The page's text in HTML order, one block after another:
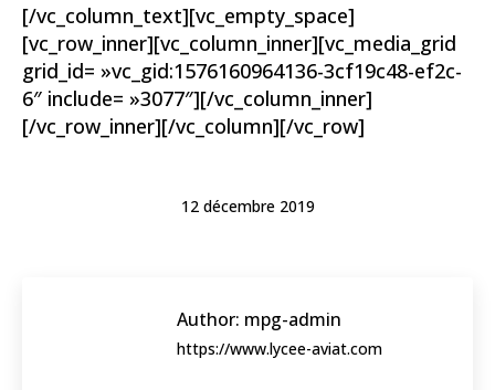
[/vc_column_text][vc_empty_space]
[vc_row_inner][vc_column_inner][vc_media_grid
grid_id= »vc_gid:1576160964136-3cf19c48-ef2c-
6″ include= »3077″][/vc_column_inner]
[/vc_row_inner][/vc_column][/vc_row]
12 décembre 2019
Author: mpg-admin
https://www.lycee-aviat.com